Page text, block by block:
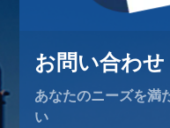
お問い合わせ
あなたのニーズを満
い